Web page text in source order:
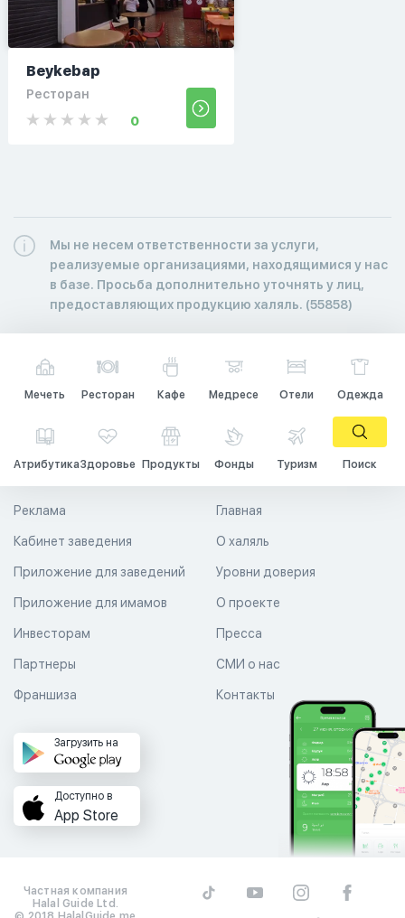
Beykebap
Ресторан
0
Мы не несем ответственности за услуги,
реализуемые организациями, находящимися у нас
в базе. Просьба дополнительно уточнять у лиц,
предоставляющих продукцию халяль. (55858)
Мечеть Ресторан Кафе Медресе Отели Одежда
АтрибутикаЗдоровье Продукты Фонды Туризм Поиск
Главная
О халяль
Уровни доверия
Реклама
Кабинет заведения
Приложение для заведений
Приложение для имамов О проекте
Пресса
СМИ о нас
Контакты
Инвесторам
Партнеры
Франшиза
Загрузить на
Доступно в
App Store
Частная компания
Halal Guide Ltd.